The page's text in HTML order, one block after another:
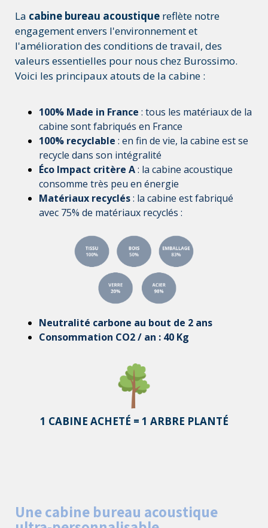
La cabine bureau acoustique reflète notre
engagement envers l'environnement et
l'amélioration des conditions de travail, des
valeurs essentielles pour nous chez Burossimo.
Voici les principaux atouts de la cabine :
100% Made in France : tous les matériaux de la
cabine sont fabriqués en France
100% recyclable : en fin de vie, la cabine est se
recycle dans son intégralité
Éco Impact critère A: la cabine acoustique
consomme très peu en énergie
Matériaux recyclés: la cabine est fabriqué
avec 75% de matériaux recyclés :
Neutralité carbone au bout de 2 ans
Consommation CO2 / an : 40 Kg
1 CABINE ACHETÉ = 1 ARBRE PLANTÉ
Une cabine bureau acoustique